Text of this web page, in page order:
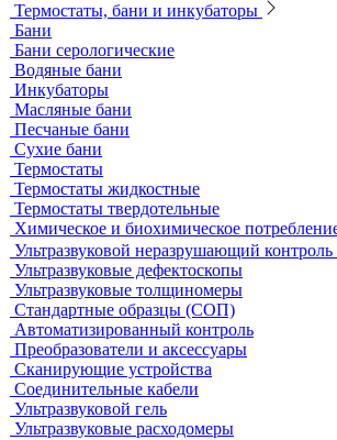
Термостаты, бани и инкубаторы
Бани
Бани серологические
Водяные бани
Инкубаторы
Масляные бани
Песчаные бани
Сухие бани
Термостаты
Термостаты жидкостные
Термостаты твердотельные
Химическое и биохимическое
Ультразвуковой неразрушающий контроль
Ультразвуковые дефектоскопы
Ультразвуковые толщиномеры
Стандартные образцы (СОП)
Автоматизированный контроль
Преобразователи и аксессуары
Сканирующие устройства
Соединительные кабели
Ультразвуковой гель
Ультразвуковые расходомеры